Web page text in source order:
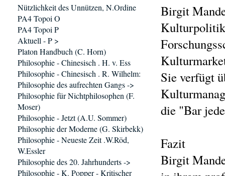
Birgit
Sie verfügt
die "Bar
Fazit
Birgit
Nützlichkeit des Unnützen, N.Ordine
PA4 Topoi O
PA4 Topoi P
Aktuell - P >
Platon Handbuch (C. Horn)
Philosophie - Chinesisch . H. v. Ess
Philosophie - Chinesisch . R. Wilhelm:
Philosophie des aufrechten Gangs ->
Philosophie für Nichtphilosophen (F.
Moser)
Philosophie - Jetzt (A.U. Sommer)
Philosophie der Moderne (G. Skirbekk)
Philosophie - Neueste Zeit .W.Röd,
W.Essler
Philosophie des 20. Jahrhunderts ->
Philosophie - K. Popper - Kritischer